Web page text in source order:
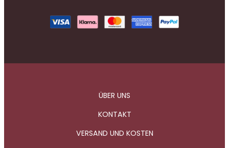
ÜBER UNS
KONTAKT
VERSAND UND KOSTEN